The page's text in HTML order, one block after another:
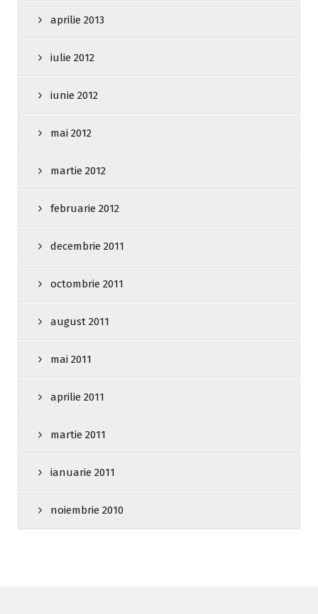
aprilie 2013
iulie 2012
iunie 2012
mai 2012
martie 2012
februarie 2012
decembrie 2011
octombrie 2011
august 2011
mai 2011
aprilie 2011
martie 2011
ianuarie 2011
noiembrie 2010